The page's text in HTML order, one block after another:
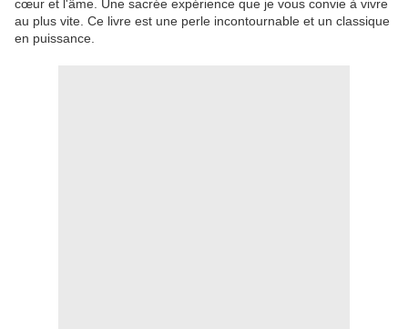
cœur et l'âme. Une sacrée expérience que je vous convie à vivre
au plus vite. Ce livre est une perle incontournable et un classique
en puissance.